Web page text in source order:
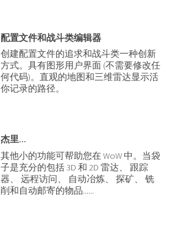
配置文件和战斗类编辑器
创建配置文件的追求和战斗类一种创新
方式。具有图形用户界面 (不需要修改任
何代码)。直观的地图和三维雷达显示活
你记录的路径。
杰里...
其他小的功能可帮助您在 WoW 中。当袋
子是充分的包括 3D 和 2D 雷达、 跟踪
器、 远程访问、 自动冶炼、 探矿、 铣
削和自动邮寄的物品......